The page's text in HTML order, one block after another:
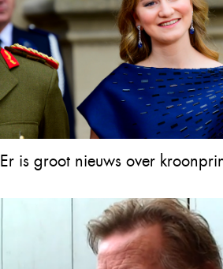
Er is groot nieuws over